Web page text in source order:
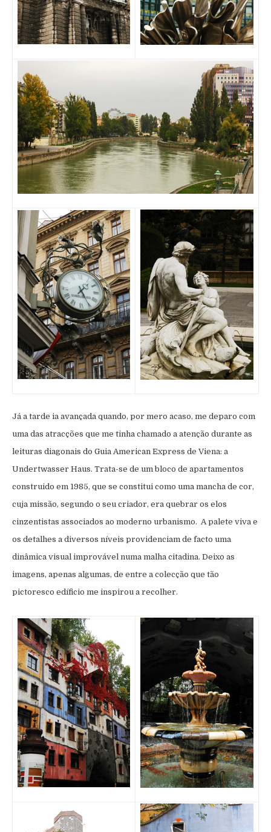
Já a tarde ia avançada quando, por mero acaso, me deparo com
uma das atracções que me tinha chamado a atenção durante as
leituras diagonais do Guia American Express de Viena: a
Undertwasser Haus. Trata-se de um bloco de apartamentos
construido em 1985, que se constitui como uma mancha de cor,
cuja missão, segundo o seu criador, era quebrar os elos
cinzentistas associados ao moderno urbanismo. A palete viva e
os detalhes a diversos níveis providenciam de facto uma
dinâmica visual improvável numa malha citadina. Deixo as
imagens, apenas algumas, de entre a colecção que tão
pictoresco edíficio me inspirou a recolher.